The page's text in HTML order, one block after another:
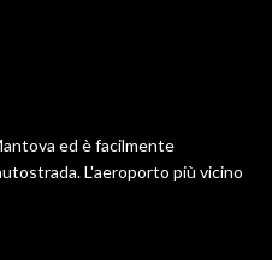
ed è facilmente
L'aeroporto più vicino